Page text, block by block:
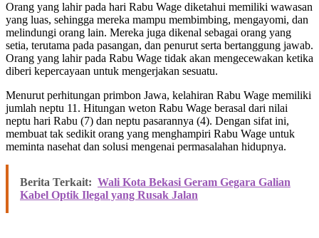
Orang yang lahir pada hari Rabu Wage diketahui memiliki wawasan
yang luas, sehingga mereka mampu membimbing, mengayomi, dan
melindungi orang lain. Mereka juga dikenal sebagai orang yang
setia, terutama pada pasangan, dan penurut serta bertanggung jawab.
Orang yang lahir pada Rabu Wage tidak akan mengecewakan ketika
diberi kepercayaan untuk mengerjakan sesuatu.
Menurut perhitungan primbon Jawa, kelahiran Rabu Wage memiliki
jumlah neptu 11. Hitungan weton Rabu Wage berasal dari nilai
neptu hari Rabu (7) dan neptu pasarannya (4). Dengan sifat ini,
membuat tak sedikit orang yang menghampiri Rabu Wage untuk
meminta nasehat dan solusi mengenai permasalahan hidupnya.
Berita Terkait: Wali Kota Bekasi Geram Gegara Galian
Kabel Optik Ilegal yang Rusak Jalan